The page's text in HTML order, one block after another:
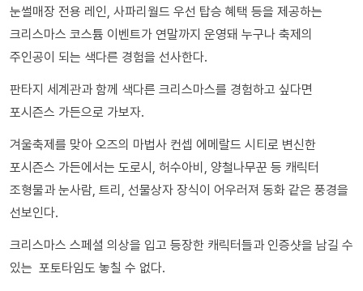
눈썰매장 전용 레인, 사파리월드 우선 탑승 혜택 등을 제공하는
크리스마스 코스튬 이벤트가 연말까지 운영돼 누구나 축제의
주인공이 되는 색다른 경험을 선사한다.
판타지 세계관과 함께 색다른 크리스마스를 경험하고 싶다면
포시즌스 가든으로 가보자.
겨울축제를 맞아 오즈의 마법사 컨셉 에메랄드 시티로 변신한
포시즌스 가든에서는 도로시, 허수아비, 양철나무꾼 등 캐릭터
조형물과 눈사람, 트리, 선물상자 장식이 어우러져 동화 같은 풍경을
선보인다.
크리스마스 스페셜 의상을 입고 등장한 캐릭터들과 인증샷을 남길 수
있는 포토타임도 놓칠 수 없다.